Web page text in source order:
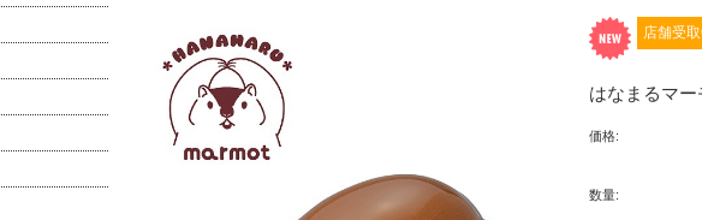
店舗受
はなまるマ
価格:
数量: